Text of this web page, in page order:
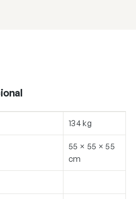
134 kg
55 × 55 × 55
cm